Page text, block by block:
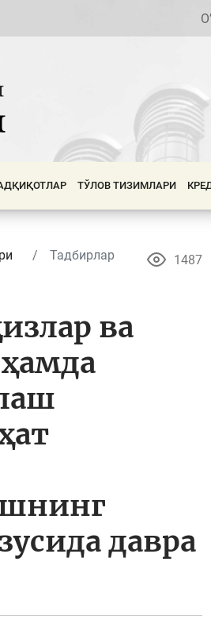
ТЎЛОВ ТИЗИМЛАРИ
Тадбирлар 1487
ва
давра